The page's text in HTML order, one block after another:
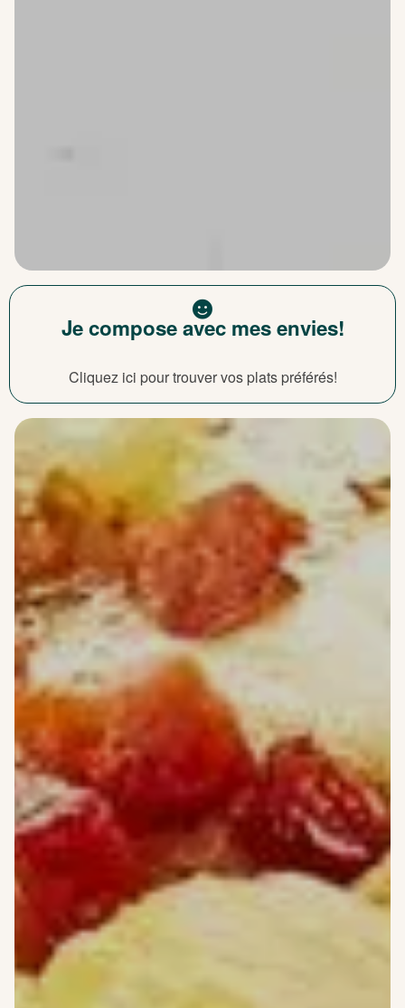
Je compose avec mes envies!
Cliquez ici pour trouver vos plats préférés!